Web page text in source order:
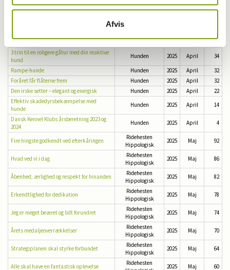
Afvis
DKK-shop uddrag af vores sortiment Hunden 2025 April
50
7 symptomer på sygdom hos hunde
Hunden 2025 April
34
3 trin til en roligere gåtur med din reaktive
hund
Hunden 2025 April
34
Rampe-hunde
Hunden 2025 April
32
Foråret får flåterne frem
Hunden 2025 April
32
Den irske setter – elegant og energisk
Hunden 2025 April
22
Effektiv skadedyrs­bekæmpelse med
hunde
Hunden 2025 April
14
Dansk Kennel Klubs årsberetning 2023 og
2024
Hunden 2025 April 4
Fire hingste godkendt ved efterkåringen
Ridehesten
Hippologisk
2025 Maj 92
Hvad ved vi i dag
Ridehesten
Hippologisk
2025 Maj 86
Åbenhed, ærlighed og respekt for hinanden
Ridehesten
Hippologisk
2025 Maj 82
Erkendtlighed for dedikation
Ridehesten
Hippologisk
2025 Maj 78
Jeg er meget beæret og lidt forundret
Ridehesten
Hippologisk
2025 Maj 74
Årets medaljeoverrækkelser
Ridehesten
Hippologisk
2025 Maj 70
Strategiplanen skal styrke forbundet
Ridehesten
Hippologisk
2025 Maj 64
Alle skal have en fantastisk oplevelse
Ridehesten
2025 Maj 60